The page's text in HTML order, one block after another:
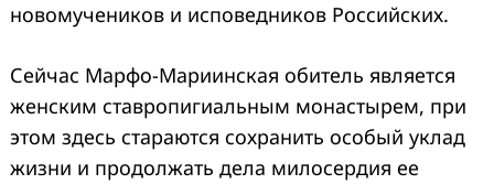
новомучеников и исповедников Российских.
Сейчас Марфо-Мариинская обитель является
женским ставропигиальным монастырем, при
этом здесь стараются сохранить особый уклад
жизни и продолжать дела милосердия ее